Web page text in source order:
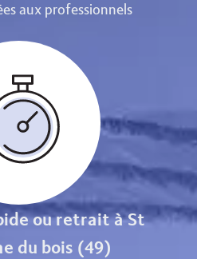
aux professionnels
ou retrait à St
du bois (49)